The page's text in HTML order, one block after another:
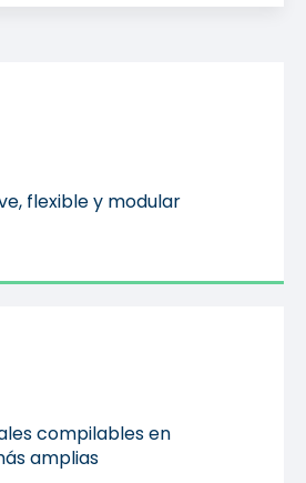
flexible y modular
flexible y modular
compilables en
amplias
compilables en
amplias